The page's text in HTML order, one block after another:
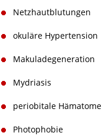
Netzhautblutungen
okuläre Hypertension
Makuladegeneration
Mydriasis
periobitale Hämatome
Photophobie